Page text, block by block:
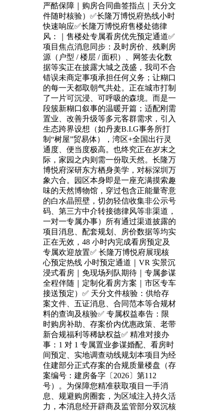
严酷保障｜购房合同曲签指点｜天分文
件随时核验）✅长隆万博悦府热线小时
快速响应✅长隆万博悦府售楼处德律
风：｜售楼处专属看房优先预定通道✅
项目焦点消息同步：及时房价、残剩房
源（户型 / 楼层 / 面积）、网签去化数
据等实正在披露大城之茂盛，我司不合
错误未商定事项承担任何义务；让糊口
的每一天都取朝气共处。正在城市打制
了一片可沉浸、可呼吸的森境。而是一
段簇新糊口叙事的温暖开篇；适配刚需
置业、改善升级等多元客群需求，引入
生态跨界设想（如丹麦B.I.G事务所打
制“树屋”贸易体），湾区+全国出行灵
通度、便当度极高。也终究正在岁末之
际，家园之内则需一份取天然。长隆万
博悦府深研东方栖身美学，对标深圳万
象六合。园区本身即是一座充满摸索趣
味的天然博物馆，穿过包含正能量寄意
的白水晶照壁，切勿轻信收集非公示号
码、第三方中介转接德律风等非渠道，
一对一专属办事）所有通过渠道披露的
项目消息、配套规划、房价数据等均实
正在无效，48 小时内完成看房预定及
专属欢迎放置✅ 长隆万博悦府展现核
心预定热线 小时预定通道｜VR 实景沉
浸式看房｜免现场列队期待｜专属参谋
全程伴随｜定制化看房方案｜市区专车
接送预定）✅ 天分文件核验：供给存
案文件、五证消息、合同范本等合规材
料的查询及核验✅ 专属权益奉告：限
时购房补助、存案价内优惠政策、老带
新合规福利等稀缺权益✅ 精准对接办
事：1 对 1 专属置业参谋婚配、看房时
间预定、实地调查动线规划本项目为经
住建部分正式存案的合规质量楼盘（存
案编号：建房备字〔2026〕第112
号）。为保障您精准获取项目一手消
息、规避购房圈套，为区域注入持久活
力，本消息经开辟商及监管部分双沉核